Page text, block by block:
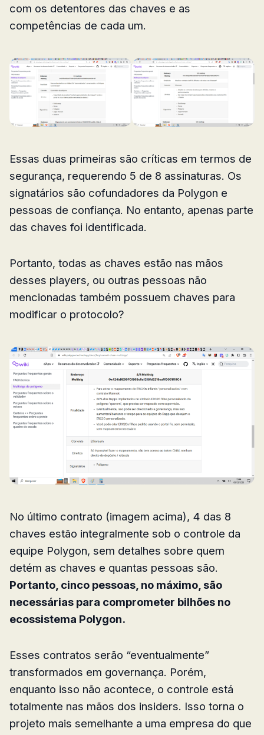
com os detentores das chaves e as
competências de cada um.
Essas duas primeiras são críticas em termos de
segurança, requerendo 5 de 8 assinaturas. Os
signatários são cofundadores da Polygon e
pessoas de confiança. No entanto, apenas parte
das chaves foi identificada.
Portanto, todas as chaves estão nas mãos
desses players, ou outras pessoas não
mencionadas também possuem chaves para
modificar o protocolo?
No último contrato (imagem acima), 4 das 8
chaves estão integralmente sob o controle da
equipe Polygon, sem detalhes sobre quem
detém as chaves e quantas pessoas são.
Portanto, cinco pessoas, no máximo, são
necessárias para comprometer bilhões no
ecossistema Polygon.
Esses contratos serão “eventualmente”
transformados em governança. Porém,
enquanto isso não acontece, o controle está
totalmente nas mãos dos insiders. Isso torna o
projeto mais semelhante a uma empresa do que